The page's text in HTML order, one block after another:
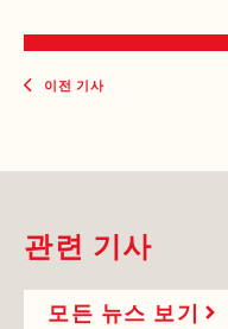
이전 기사
관련 기사
모든 뉴스 보기